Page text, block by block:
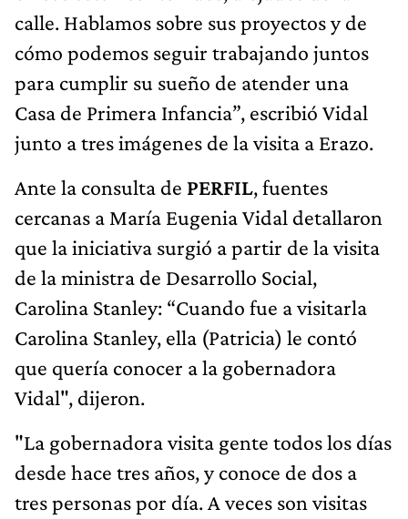
calle. Hablamos sobre sus proyectos y de
cómo podemos seguir trabajando juntos
para cumplir su sueño de atender una
Casa de Primera Infancia”, escribió Vidal
junto a tres imágenes de la visita a Erazo.
Ante la consulta de PERFIL, fuentes
cercanas a María Eugenia Vidal detallaron
que la iniciativa surgió a partir de la visita
de la ministra de Desarrollo Social,
Carolina Stanley: “Cuando fue a visitarla
Carolina Stanley, ella (Patricia) le contó
que quería conocer a la gobernadora
Vidal", dijeron.
"La gobernadora visita gente todos los días
desde hace tres años, y conoce de dos a
tres personas por día. A veces son visitas